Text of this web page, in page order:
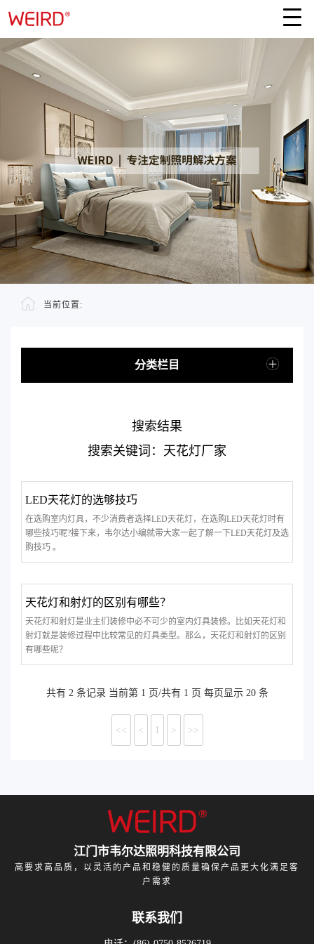
当前位置:
分类栏目
搜索结果
搜索关键词：天花灯厂家
LED天花灯的选够技巧
在选购室内灯具，不少消费者选择LED天花灯，在选购LED天花灯时有
哪些技巧呢?接下来，韦尔达小编就带大家一起了解一下LED天花灯及选
购技巧 。
天花灯和射灯的区别有哪些？
天花灯和射灯是业主们装修中必不可少的室内灯具装修。比如天花灯和
射灯就是装修过程中比较常见的灯具类型。那么，天花灯和射灯的区别
有哪些呢？
共有 2 条记录 当前第 1 页/共有 1 页 每页显示 20 条
<< < 1 > >>
江门市韦尔达照明科技有限公司
高要求高品质，以灵活的产品和稳健的质量确保产品更大化满足客
户需求
联系我们